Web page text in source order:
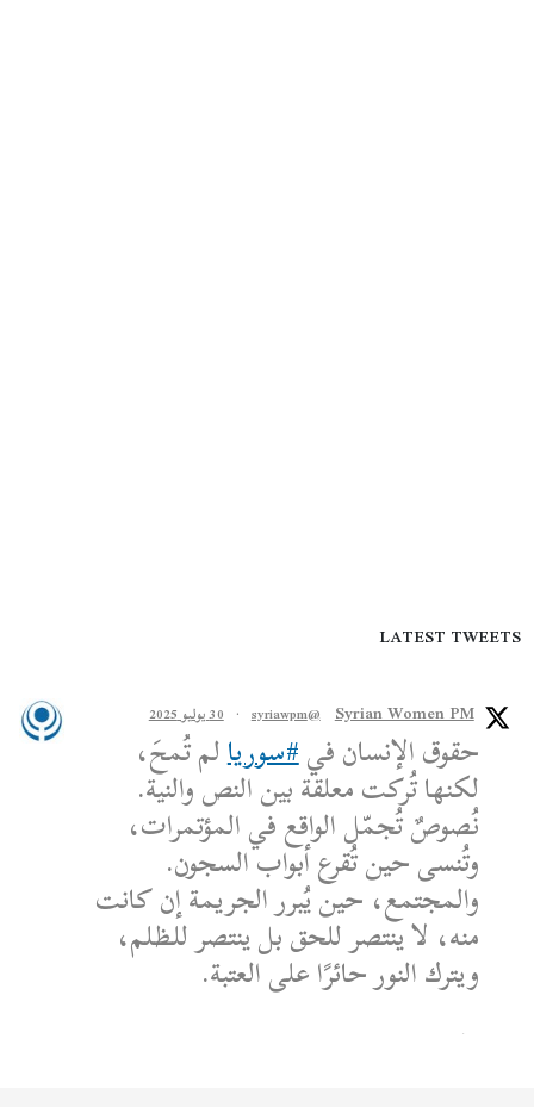
LATEST TWEETS
Syrian Women PM
@syriawpm
· 30 يوليو 2025
حقوق الإنسان في#سوريالم تُمحَ،
لكنها تُركت معلقة بين النص والنية.
نُصوصٌ تُجمّل الواقع في المؤتمرات،
وتُنسى حين تُقرع أبواب السجون.
والمجتمع، حين يُبرر الجريمة إن كانت
منه، لا ينتصر للحق بل ينتصر للظلم،
ويترك النور حائرًا على العتبة.
الكاتب: محمد الشماع